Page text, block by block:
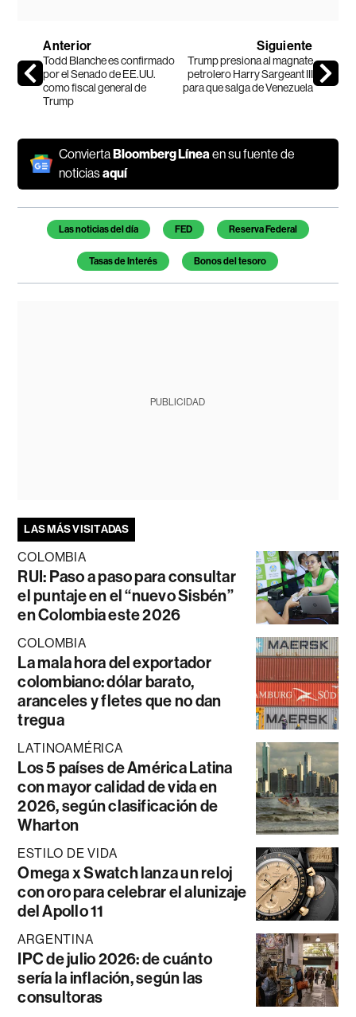
Anterior
Todd Blanche es confirmado
por el Senado de EE.UU.
como fiscal general de
Trump
Siguiente
Trump presiona al magnate
petrolero Harry Sargeant III
para que salga de Venezuela
ConviertaBloomberg Línea en su fuente de
noticiasaquí
Temas de este artículo
Las noticias del día FED Reserva Federal
Tasas de Interés Bonos del tesoro
PUBLICIDAD
LAS MÁS VISITADAS
COLOMBIA
RUI: Paso a paso para consultar
el puntaje en el “nuevo Sisbén”
en Colombia este 2026
COLOMBIA
La mala hora del exportador
colombiano: dólar barato,
aranceles y fletes que no dan
tregua
LATINOAMÉRICA
Los 5 países de América Latina
con mayor calidad de vida en
2026, según clasificación de
Wharton
ESTILO DE VIDA
Omega x Swatch lanza un reloj
con oro para celebrar el alunizaje
del Apollo 11
ARGENTINA
IPC de julio 2026: de cuánto
sería la inflación, según las
consultoras